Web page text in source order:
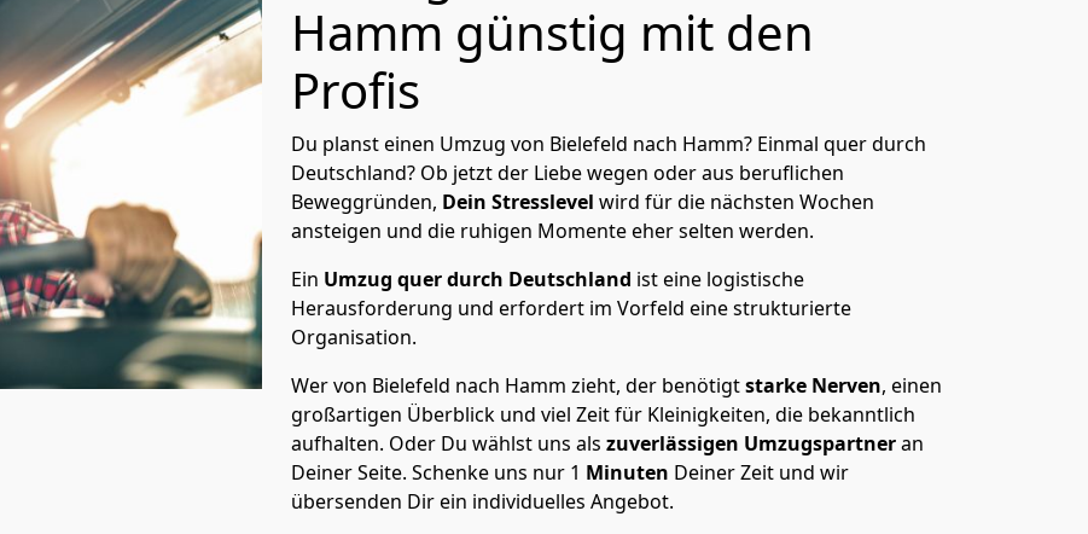
Hamm günstig mit den
Profis
Du planst einen Umzug von Bielefeld nach Hamm? Einmal quer durch
Deutschland? Ob jetzt der Liebe wegen oder aus beruflichen
Beweggründen, Dein Stresslevel wird für die nächsten Wochen
ansteigen und die ruhigen Momente eher selten werden.
Ein Umzug quer durch Deutschland ist eine logistische
Herausforderung und erfordert im Vorfeld eine strukturierte
Organisation.
Wer von Bielefeld nach Hamm zieht, der benötigtstarke Nerven, einen
großartigen Überblick und viel Zeit für Kleinigkeiten, die bekanntlich
aufhalten. Oder Du wählst uns als zuverlässigen Umzugspartneran
Deiner Seite. Schenke uns nur 1 Minuten Deiner Zeit und wir
übersenden Dir ein individuelles Angebot.